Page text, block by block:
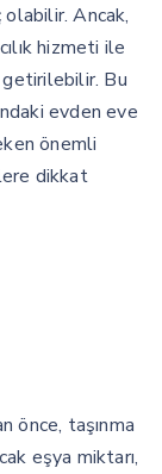
Ancak,
hizmeti ile
Bu
evden eve
önemli
dikkat
önce, taşınma
eşya miktarı,